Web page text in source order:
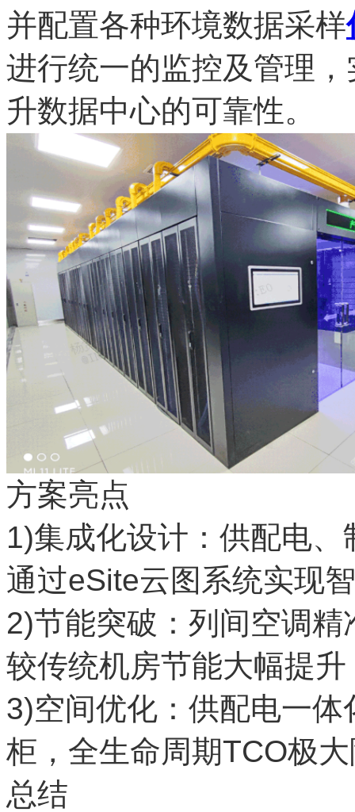
并配置各种环境数据采样
进行统一的监控及管理
升数据中心的可靠性。
方案亮点
1)集成化设计：供配电
通过eSite云图系统实现
2)节能突破：列间空调
较传统机房节能大幅提升
3)空间优化：供配电一
柜，全生命周期TCO极
总结